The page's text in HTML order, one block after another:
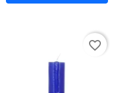
favorite_border